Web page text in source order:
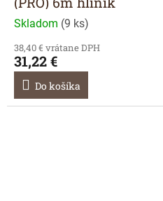
Skladom (9 ks)
38,40 € vrátane DPH
31,22 €
Do košíka